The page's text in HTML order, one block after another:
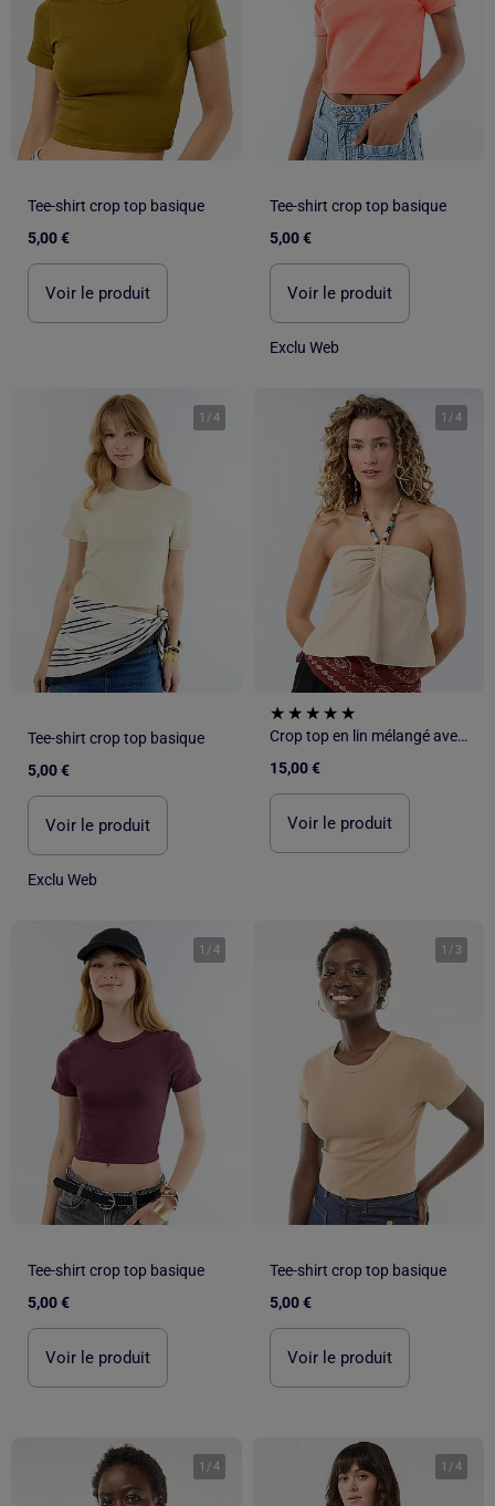
Tee-shirt crop top basique
5,00 €
Voir le produit
Tee-shirt crop top basique
5,00 €
Voir le produit
Exclu Web
1 /4
Tee-shirt crop top basique
5,00 €
Voir le produit
Exclu Web
1 /4
Crop top en lin mélangé avec perles
15,00 €
Voir le produit
1 /4
Tee-shirt crop top basique
5,00 €
Voir le produit
1 / 3
Tee-shirt crop top basique
5,00 €
Voir le produit
1 /4 1 /4